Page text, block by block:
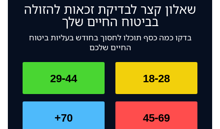
שאלון קצר לבדיקת זכאות להזולה
בביטוח החיים שלך
בדקו כמה כסף תוכלו לחסוך בחודש בעליות ביטוח
החיים שלכם
18-28
29-44
45-69
70+